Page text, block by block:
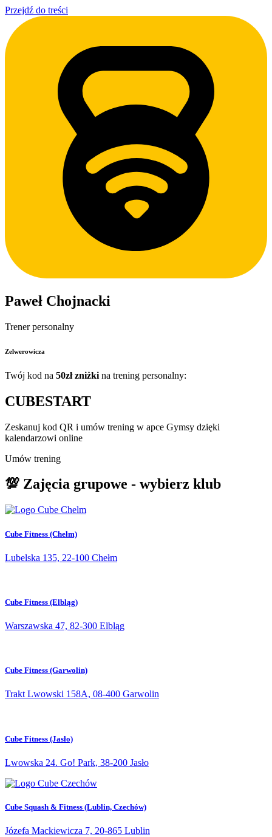
Przejdź do treści
Paweł Chojnacki
Trener personalny
Zelwerowicza
Twój kod na 50zł zniżki na trening personalny:
CUBESTART
Zeskanuj kod QR i umów trening w apce Gymsy dzięki
kalendarzowi online
Umów trening
💯 Zajęcia grupowe - wybierz klub
Cube Fitness (Chełm)
Lubelska 135, 22-100 Chełm
Cube Fitness (Elbląg)
Warszawska 47, 82-300 Elbląg
Cube Fitness (Garwolin)
Trakt Lwowski 158A, 08-400 Garwolin
Cube Fitness (Jasło)
Lwowska 24. Go! Park, 38-200 Jasło
Cube Squash & Fitness (Lublin, Czechów)
Józefa Mackiewicza 7, 20-865 Lublin